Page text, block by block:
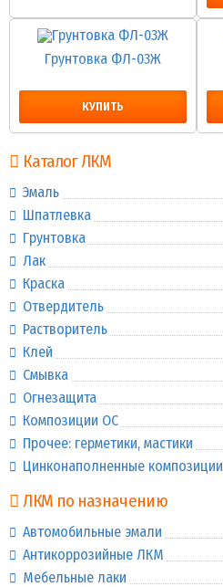
Грунтовка ФЛ-03Ж
КУПИТЬ
Каталог ЛКМ
Эмаль
Шпатлевка
Грунтовка
Лак
Краска
Отвердитель
Растворитель
Клей
Смывка
Огнезащита
Композиции ОС
Прочее: герметики, мастики
Цинконаполненные композиции
ЛКМ по назначению
Автомобильные эмали
Антикоррозийные ЛКМ
Мебельные лаки